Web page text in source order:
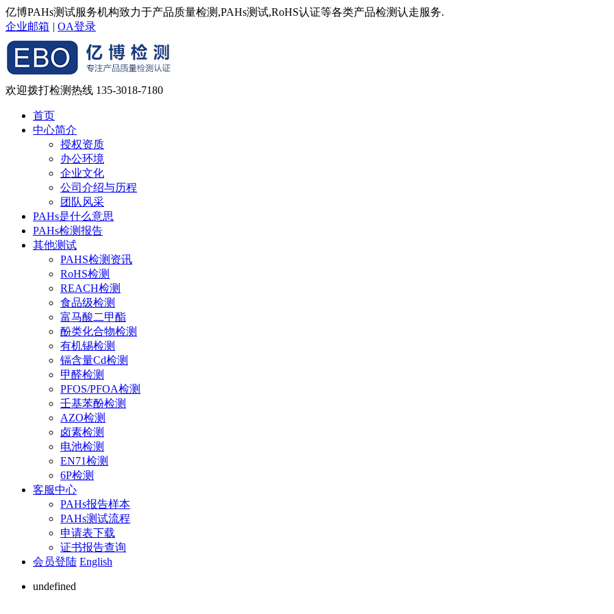
亿博PAHs测试服务机构致力于产品质量检测,PAHs测试,RoHS认证等各类产品检测认走服务.
企业邮箱 | OA登录
欢迎拨打检测热线 135-3018-7180
首页
中心简介
授权资质
办公环境
企业文化
公司介绍与历程
团队风采
PAHs是什么意思
PAHs检测报告
其他测试
PAHS检测资讯
RoHS检测
REACH检测
食品级检测
富马酸二甲酯
酚类化合物检测
有机锡检测
镉含量Cd检测
甲醛检测
PFOS/PFOA检测
壬基苯酚检测
AZO检测
卤素检测
电池检测
EN71检测
6P检测
客服中心
PAHs报告样本
PAHs测试流程
申请表下载
证书报告查询
会员登陆 English
undefined